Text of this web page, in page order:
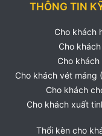
THÔNG TIN
Cho khách
Cho
Cho
Cho khách vét máng
Cho khách
Cho khách xuất
Thổi kèn cho